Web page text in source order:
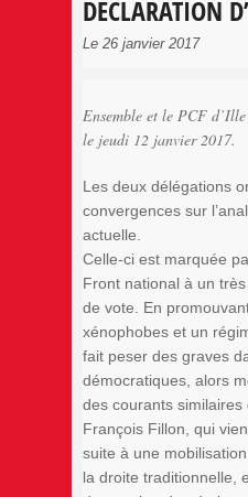
DÉCLARATION
Le 26 janvier 2017
Ensemble et le PCF
le jeudi 12 janvier 2017.
Les deux délégations
convergences sur
actuelle.
Celle-ci est marquée
Front national à un
de vote. En
xénophobes et un
fait peser des graves
démocratiques, alors
des courants similaires
François Fillon, qui
suite à une
la droite traditionnelle,